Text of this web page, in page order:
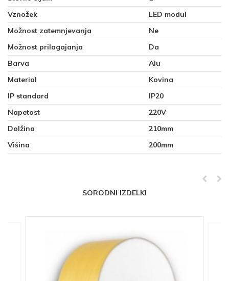
Vznožek
LED modul
Možnost zatemnjevanja
Ne
Možnost prilagajanja
Da
Barva
Alu
Material
Kovina
IP standard
IP20
Napetost
220V
Dolžina
210mm
Višina
200mm
SORODNI IZDELKI